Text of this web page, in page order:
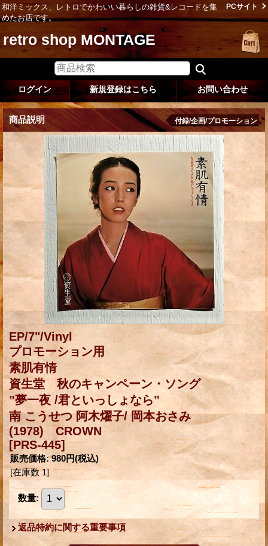
和洋ミックス、レトロでかわいい暮らしの雑貨&レコードを集
めたお店です。
PCサイト
retro shop MONTAGE
ログイン 新規登録はこちら お問い合わせ
商品説明 付録/企画/プロモーション
EP/7"/Vinyl
プロモーション用
素肌有情
資生堂 秋のキャンペーン・ソング
”夢一夜 /君といっしょなら”
南 こうせつ 阿木燿子/ 岡本おさみ
(1978) CROWN
[PRS-445]
販売価格: 980円(税込)
[在庫数 1]
数量:
返品特約に関する重要事項